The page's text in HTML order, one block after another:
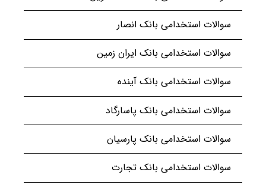
سوالات استخدامی بانک انصار
سوالات استخدامی بانک ایران زمین
سوالات استخدامی بانک آینده
سوالات استخدامی بانک پاسارگاد
سوالات استخدامی بانک پارسیان
سوالات استخدامی بانک تجارت